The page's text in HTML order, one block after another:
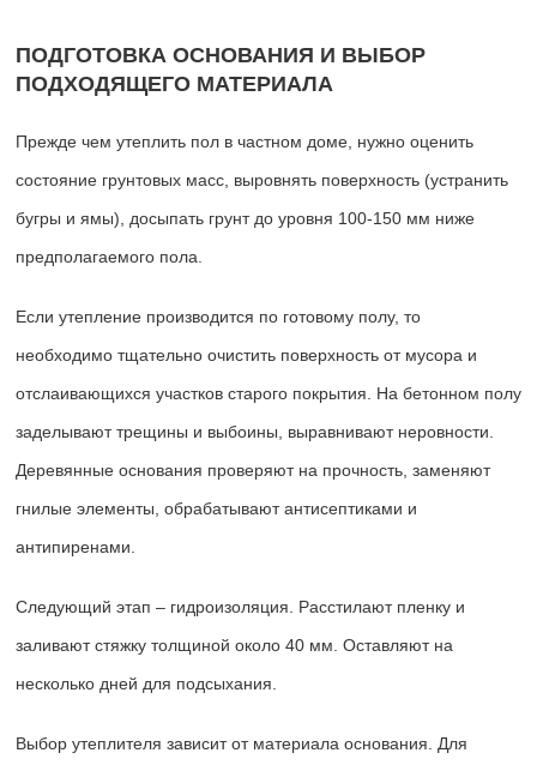
ПОДГОТОВКА ОСНОВАНИЯ И ВЫБОР
ПОДХОДЯЩЕГО МАТЕРИАЛА
Прежде чем утеплить пол в частном доме, нужно оценить
состояние грунтовых масс, выровнять поверхность (устранить
бугры и ямы), досыпать грунт до уровня 100-150 мм ниже
предполагаемого пола.
Если утепление производится по готовому полу, то
необходимо тщательно очистить поверхность от мусора и
отслаивающихся участков старого покрытия. На бетонном полу
заделывают трещины и выбоины, выравнивают неровности.
Деревянные основания проверяют на прочность, заменяют
гнилые элементы, обрабатывают антисептиками и
антипиренами.
Следующий этап – гидроизоляция. Расстилают пленку и
заливают стяжку толщиной около 40 мм. Оставляют на
несколько дней для подсыхания.
Выбор утеплителя зависит от материала основания. Для